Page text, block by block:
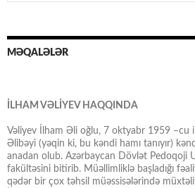
MƏQALƏLƏR
İLHAM VƏLİYEV HAQQINDA
Vəliyev İlham Əli oğlu, 7 oktyabr 1959 –cu
Əlibəyi (yəqin ki, bu kəndi hamı tanıyır)
anadan olub. Azərbaycan Dövlət Pedoqoji
fakültəsini bitirib. Müəllimliklə başladığı
qədər bir çox təhsil müəssisələrində